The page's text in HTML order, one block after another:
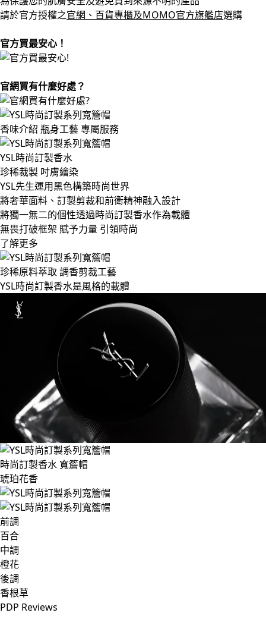
請於官方授權之官網、百貨專櫃及MOMO官方旗艦店選購
官方買最安心！
官網買有什麼好處？
香味介紹 瓶身工藝專屬服務
YSL時尚訂製香水
珍稀裁製 吋膚繪染
YSL先生運用黑色構築時尚世界
將奢華面料、訂製剪裁和前衛精神融入設計
將獨一無二的個性透過時尚訂製香水作為載體
無畏打破框架 賦予力量 引領時尚
了解更多
珍稀原料萃取 調香剪裁工藝
YSL時尚訂製香水是風格的載體
時尚訂製香水 寬簷帽
琥珀花香
前調
百合
中調
橙花
後調
香根草
PDP Reviews